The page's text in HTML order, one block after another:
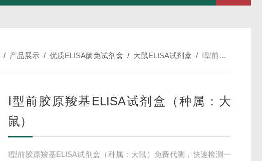
/ 产品展示 /优质ELISA酶免试剂盒 / 大鼠ELISA试剂盒 / Ⅰ型前胶原羧基ELISA试剂盒（种属：大鼠）
Ⅰ型前胶原羧基ELISA试剂盒（种属：大
鼠）
Ⅰ型前胶原羧基ELISA试剂盒（种属：大鼠）免费代测，快速检测一